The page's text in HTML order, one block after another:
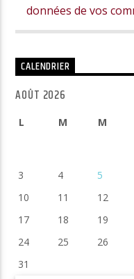
données de vos
CALENDRIER
AOÛT 2026
L M M
3
4 5
10
11 12
17
18 19
24
25 26
31